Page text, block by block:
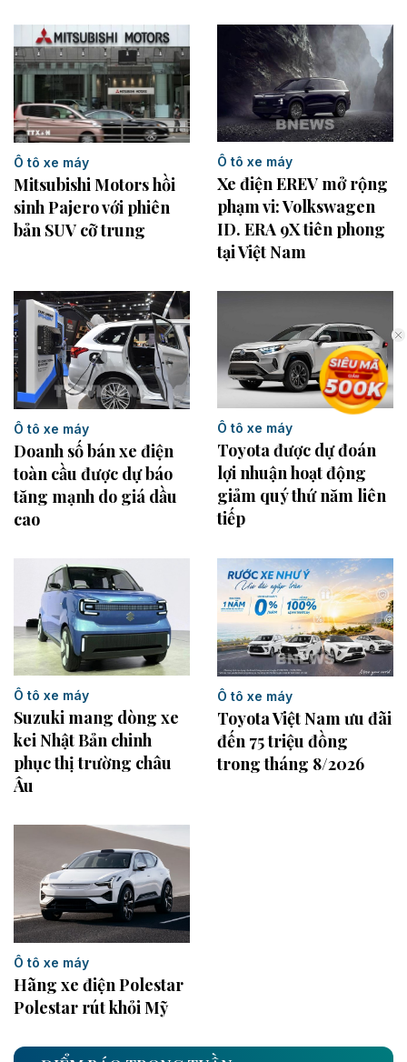
Ô tô xe máy
Mitsubishi Motors hồi
sinh Pajero với phiên
bản SUV cỡ trung
Ô tô xe máy
Xe điện EREV mở rộng
phạm vi: Volkswagen
ID. ERA 9X tiên phong
tại Việt Nam
Ô tô xe máy
Doanh số bán xe điện
toàn cầu được dự báo
tăng mạnh do giá dầu
cao
Ô tô xe máy
Toyota được dự đoán
lợi nhuận hoạt động
giảm quý thứ năm liên
tiếp
Ô tô xe máy
Suzuki mang dòng xe
kei Nhật Bản chinh
phục thị trường châu
Âu ​
Ô tô xe máy
Toyota Việt Nam ưu đãi
đến 75 triệu đồng
trong tháng 8/2026
Ô tô xe máy
Hãng xe điện Polestar
Polestar rút khỏi Mỹ